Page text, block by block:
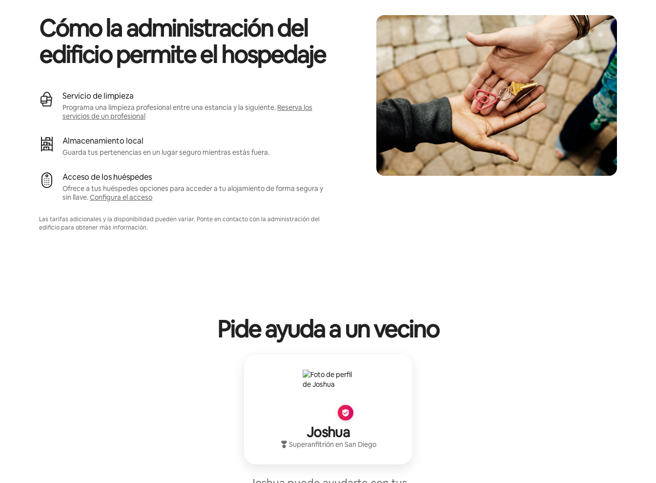
Cómo la administración del
edificio permite el hospedaje
Servicio de limpieza
Programa una limpieza profesional entre una estancia y la siguiente. Reserva los
servicios de un profesional
Almacenamiento local
Guarda tus pertenencias en un lugar seguro mientras estás fuera.
Acceso de los huéspedes
Ofrece a tus huéspedes opciones para acceder a tu alojamiento de forma segura y
sin llave.Configura el acceso
Las tarifas adicionales y la disponibilidad pueden variar. Ponte en contacto con la administración del
edificio para obtener más información.
Pide ayuda a un vecino
Joshua
SuperanfitriónenSan Diego